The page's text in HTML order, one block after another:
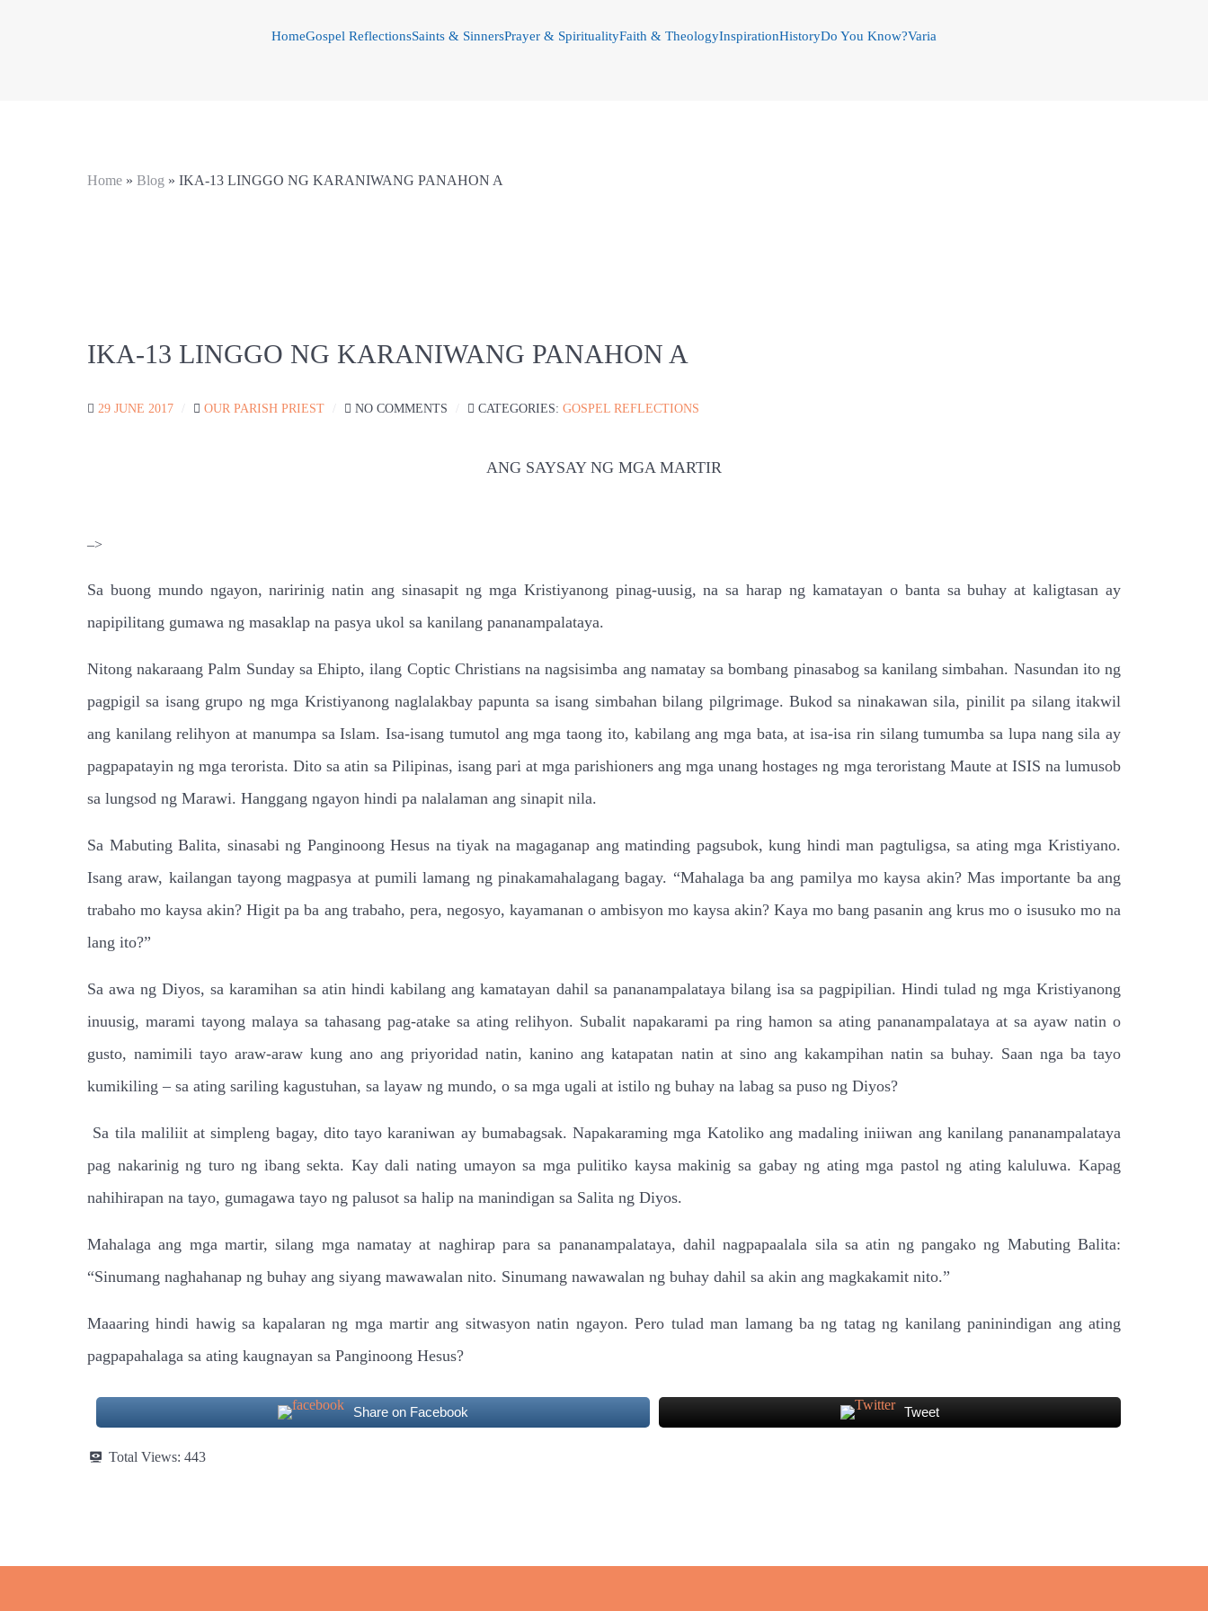
HomeGospel ReflectionsSaints & SinnersPrayer & SpiritualityFaith & TheologyInspirationHistoryDo You Know?Varia
Home » Blog » IKA-13 LINGGO NG KARANIWANG PANAHON A
IKA-13 LINGGO NG KARANIWANG PANAHON A
29 JUNE 2017 OUR PARISH PRIEST NO COMMENTS CATEGORIES: GOSPEL REFLECTIONS
ANG SAYSAY NG MGA MARTIR
–>
Sa buong mundo ngayon, naririnig natin ang sinasapit ng mga Kristiyanong pinag-uusig, na sa harap ng kamatayan o banta sa buhay at kaligtasan ay
napipilitang gumawa ng masaklap na pasya ukol sa kanilang pananampalataya.
Nitong nakaraang Palm Sunday sa Ehipto, ilang Coptic Christians na nagsisimba ang namatay sa bombang pinasabog sa kanilang simbahan. Nasundan ito ng
pagpigil sa isang grupo ng mga Kristiyanong naglalakbay papunta sa isang simbahan bilang pilgrimage. Bukod sa ninakawan sila, pinilit pa silang itakwil
ang kanilang relihyon at manumpa sa Islam. Isa-isang tumutol ang mga taong ito, kabilang ang mga bata, at isa-isa rin silang tumumba sa lupa nang sila ay
pagpapatayin ng mga terorista. Dito sa atin sa Pilipinas, isang pari at mga parishioners ang mga unang hostages ng mga teroristang Maute at ISIS na lumusob
sa lungsod ng Marawi. Hanggang ngayon hindi pa nalalaman ang sinapit nila.
Sa Mabuting Balita, sinasabi ng Panginoong Hesus na tiyak na magaganap ang matinding pagsubok, kung hindi man pagtuligsa, sa ating mga Kristiyano.
Isang araw, kailangan tayong magpasya at pumili lamang ng pinakamahalagang bagay. “Mahalaga ba ang pamilya mo kaysa akin? Mas importante ba ang
trabaho mo kaysa akin? Higit pa ba ang trabaho, pera, negosyo, kayamanan o ambisyon mo kaysa akin? Kaya mo bang pasanin ang krus mo o isusuko mo na
lang ito?”
Sa awa ng Diyos, sa karamihan sa atin hindi kabilang ang kamatayan dahil sa pananampalataya bilang isa sa pagpipilian. Hindi tulad ng mga Kristiyanong
inuusig, marami tayong malaya sa tahasang pag-atake sa ating relihyon. Subalit napakarami pa ring hamon sa ating pananampalataya at sa ayaw natin o
gusto, namimili tayo araw-araw kung ano ang priyoridad natin, kanino ang katapatan natin at sino ang kakampihan natin sa buhay. Saan nga ba tayo
kumikiling – sa ating sariling kagustuhan, sa layaw ng mundo, o sa mga ugali at istilo ng buhay na labag sa puso ng Diyos?
Sa tila maliliit at simpleng bagay, dito tayo karaniwan ay bumabagsak. Napakaraming mga Katoliko ang madaling iniiwan ang kanilang pananampalataya
pag nakarinig ng turo ng ibang sekta. Kay dali nating umayon sa mga pulitiko kaysa makinig sa gabay ng ating mga pastol ng ating kaluluwa. Kapag
nahihirapan na tayo, gumagawa tayo ng palusot sa halip na manindigan sa Salita ng Diyos.
Mahalaga ang mga martir, silang mga namatay at naghirap para sa pananampalataya, dahil nagpapaalala sila sa atin ng pangako ng Mabuting Balita:
“Sinumang naghahanap ng buhay ang siyang mawawalan nito. Sinumang nawawalan ng buhay dahil sa akin ang magkakamit nito.”
Maaaring hindi hawig sa kapalaran ng mga martir ang sitwasyon natin ngayon. Pero tulad man lamang ba ng tatag ng kanilang paninindigan ang ating
pagpapahalaga sa ating kaugnayan sa Panginoong Hesus?
Share on Facebook Tweet
Total Views: 443